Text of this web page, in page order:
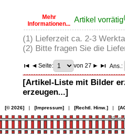
Mehr
Informationen... Artikel vorrätig
(1) Lieferzeit ca. 2-3
(2) Bitte fragen Sie die
Seite: von 27 Ans.:
[Artikel-Liste mit Bilder
erzeugen...]
[© 2026]| [Impressum]| [Rechtl. Hinw.]|
©